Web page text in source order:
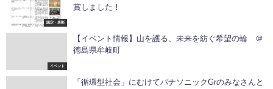
認定・表彰
賞しました！
イベント
【イベント情報】山を護る、未来を紡ぐ希望の輪 ＠
徳島県牟岐町
「循環型社会」にむけてパナソニックGrのみなさんと